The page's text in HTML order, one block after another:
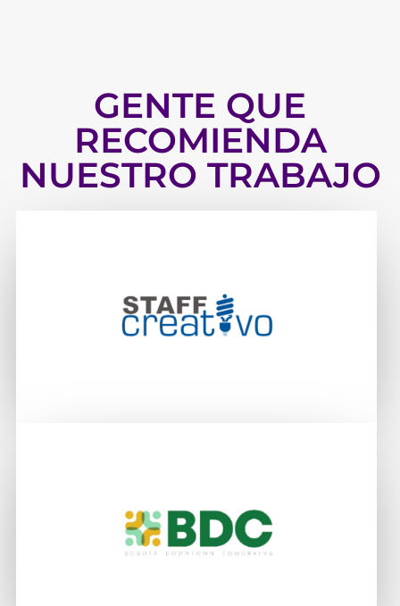
GENTE QUE
RECOMIENDA
NUESTRO TRABAJO